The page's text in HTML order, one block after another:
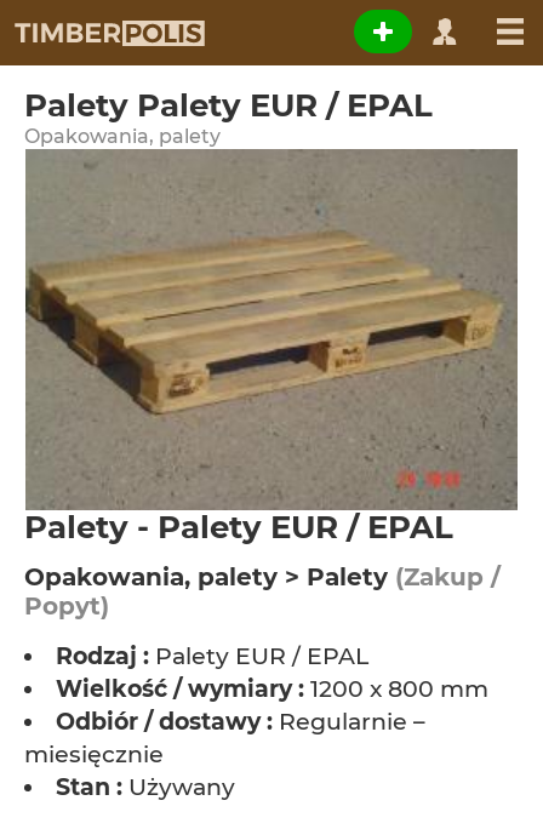
Palety Palety EUR / EPAL
Opakowania, palety
Palety - Palety EUR / EPAL
Opakowania, palety > Palety (Zakup /
Popyt)
Rodzaj : Palety EUR / EPAL
Wielkość / wymiary : 1200 x 800 mm
Odbiór / dostawy : Regularnie –
miesięcznie
Stan : Używany